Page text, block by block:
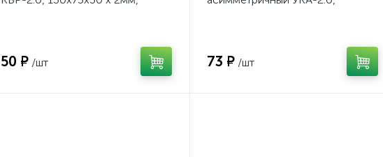
50 ₽ /шт 73 ₽ /шт